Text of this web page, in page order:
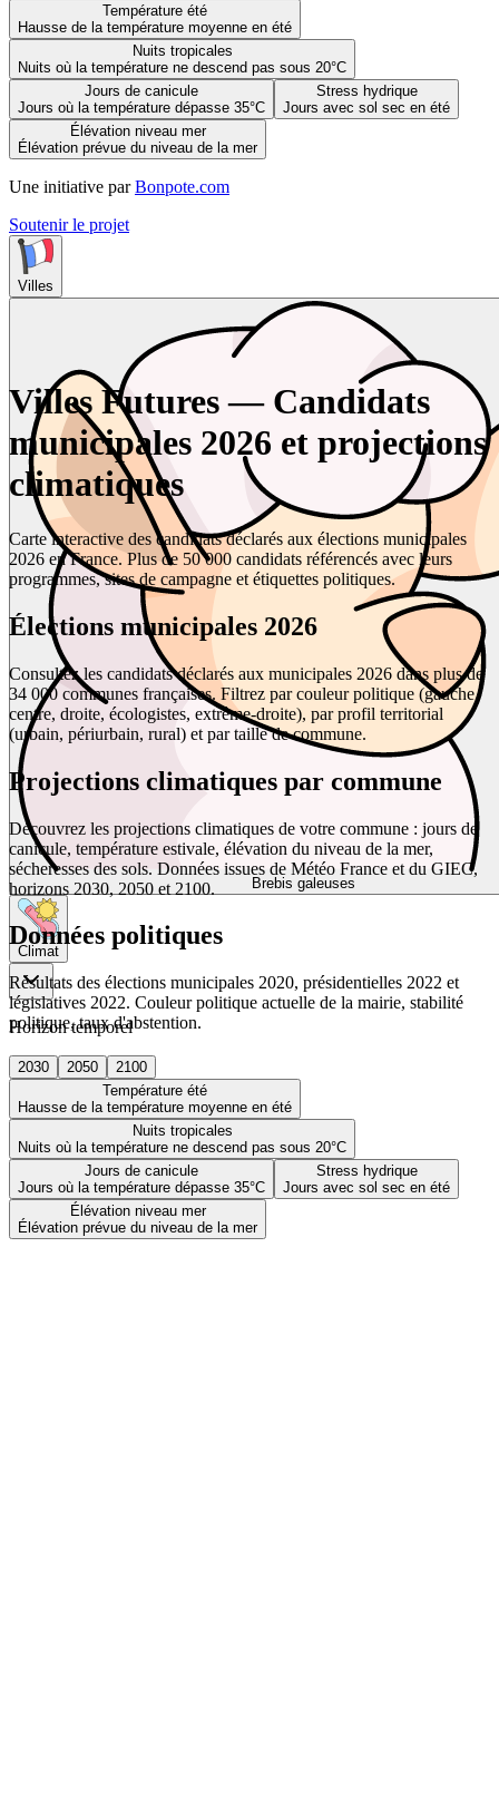
Température été
Hausse de la température moyenne en été
Nuits tropicales
Nuits où la température ne descend pas sous 20°C
Jours de canicule
Jours où la température dépasse 35°C
Stress hydrique
Jours avec sol sec en été
Élévation niveau mer
Élévation prévue du niveau de la mer
Une initiative par Bonpote.com
Soutenir le projet
Villes
Brebis galeuses
Climat
Horizon temporel
2030 2050
2100
Température été
Hausse de la température moyenne en été
Nuits tropicales
Nuits où la température ne descend pas sous 20°C
Jours de canicule
Jours où la température dépasse 35°C
Stress hydrique
Jours avec sol sec en été
Élévation niveau mer
Élévation prévue du niveau de la mer
Villes Futures — Candidats
municipales 2026 et projections
climatiques
Carte interactive des candidats déclarés aux élections municipales
2026 en France. Plus de 50 000 candidats référencés avec leurs
programmes, sites de campagne et étiquettes politiques.
Élections municipales 2026
Consultez les candidats déclarés aux municipales 2026 dans plus de
34 000 communes françaises. Filtrez par couleur politique (gauche,
centre, droite, écologistes, extrême-droite), par profil territorial
(urbain, périurbain, rural) et par taille de commune.
Projections climatiques par commune
Découvrez les projections climatiques de votre commune : jours de
canicule, température estivale, élévation du niveau de la mer,
sécheresses des sols. Données issues de Météo France et du GIEC,
horizons 2030, 2050 et 2100.
Données politiques
Résultats des élections municipales 2020, présidentielles 2022 et
législatives 2022. Couleur politique actuelle de la mairie, stabilité
politique, taux d'abstention.